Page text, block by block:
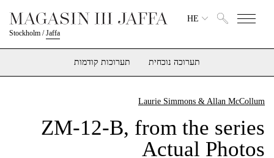
Stockholm /Jaffa
HE
תערוכה נוכחית תערוכות קודמות
Laurie Simmons & Allan McCollum
ZM-12-B, from the series
Actual Photos